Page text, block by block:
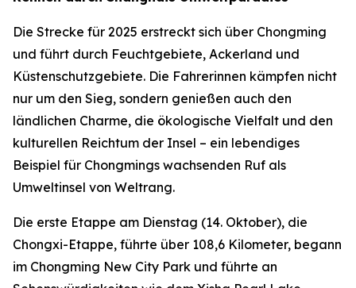
Die Strecke für 2025 erstreckt sich über Chongming
und führt durch Feuchtgebiete, Ackerland und
Küstenschutzgebiete. Die Fahrerinnen kämpfen nicht
nur um den Sieg, sondern genießen auch den
ländlichen Charme, die ökologische Vielfalt und den
kulturellen Reichtum der Insel – ein lebendiges
Beispiel für Chongmings wachsenden Ruf als
Umweltinsel von Weltrang.
Die erste Etappe am Dienstag (14. Oktober), die
Chongxi-Etappe, führte über 108,6 Kilometer, begann
im Chongming New City Park und führte an